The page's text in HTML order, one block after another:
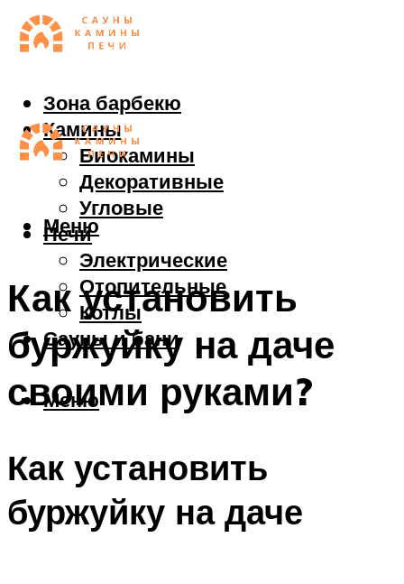
Зона барбекю
Камины
Биокамины
Декоративные
Угловые
Печи
Электрические
Отопительные
Котлы
Сауны и бани
Меню
Меню
Как установить
буржуйку на даче
своими руками?
Как установить
буржуйку на даче